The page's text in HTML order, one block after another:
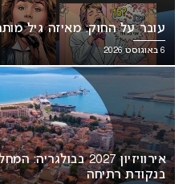
עובר על החוק: מאיזה גיל
6 באוגוסט 2026
אירוויזיון 2027
בנקודת רתיחה